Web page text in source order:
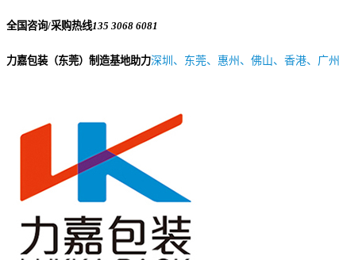
全国咨询/采购热线135 3068 6081
力嘉包装（东莞）制造基地助力深圳、东莞、惠州、佛山、香港、广州